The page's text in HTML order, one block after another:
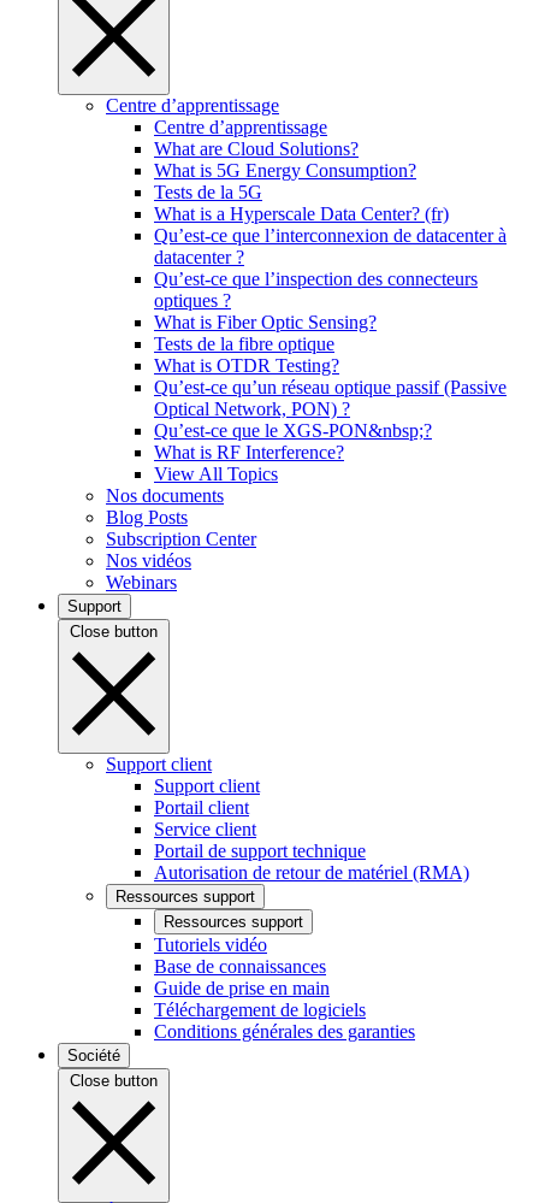
Centre d’apprentissage
Centre d’apprentissage
What are Cloud Solutions?
What is 5G Energy Consumption?
Tests de la 5G
What is a Hyperscale Data Center? (fr)
Qu’est-ce que l’interconnexion de datacenter à
datacenter ?
Qu’est-ce que l’inspection des connecteurs
optiques ?
What is Fiber Optic Sensing?
Tests de la fibre optique
What is OTDR Testing?
Qu’est-ce qu’un réseau optique passif (Passive
Optical Network, PON) ?
Qu’est-ce que le XGS-PON&nbsp;?
What is RF Interference?
View All Topics
Nos documents
Blog Posts
Subscription Center
Nos vidéos
Webinars
Support
Close button
Support client
Support client
Portail client
Service client
Portail de support technique
Autorisation de retour de matériel (RMA)
Ressources support
Ressources support
Tutoriels vidéo
Base de connaissances
Guide de prise en main
Téléchargement de logiciels
Conditions générales des garanties
Société
Close button